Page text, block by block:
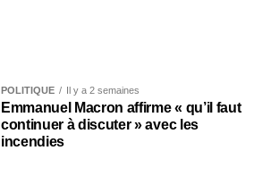
POLITIQUE Il y a 2 semaines
Emmanuel Macron affirme « qu’il faut
continuer à discuter » avec les
incendies